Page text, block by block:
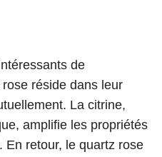
de
rose réside dans leur
La citrine,
amplifie les propriétés
En retour, le quartz rose